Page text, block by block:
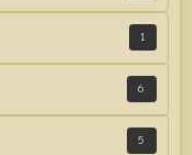
1
6
5